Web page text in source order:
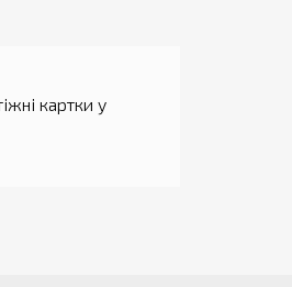
картки у